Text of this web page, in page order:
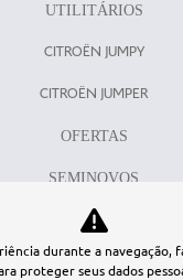
UTILITÁRIOS
CITROËN JUMPY
CITROËN JUMPER
OFERTAS
SEMINOVOS
COMFORT DRIVE
SERVIÇOS
durante a navegação,
proteger seus dados